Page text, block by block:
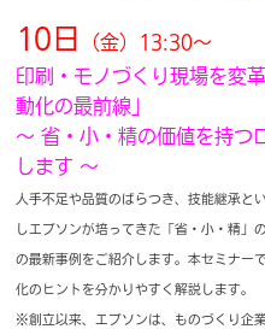
10日
（金）13:30～
印刷・モノづくり現場を変
動化の最前線」
～ 省・小・精の価値を持つ
します ～
人手不足や品質のばらつき、技能継承
しエプソンが培ってきた「省・小・精
の最新事例をご紹介します。本セミナー
化のヒントを分かりやすく解説します。
※創立以来、エプソンは、ものづくり企